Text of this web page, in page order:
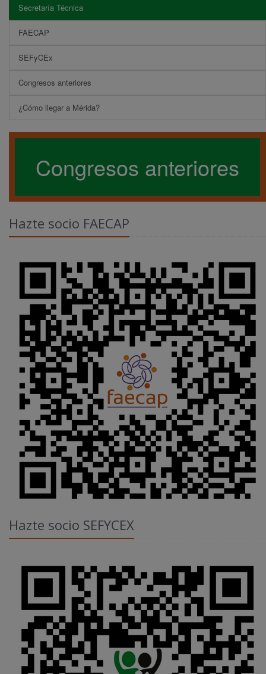
Secretaría Técnica
FAECAP
SEFyCEx
Congresos anteriores
¿Cómo llegar a Mérida?
Congresos anteriores
Hazte socio FAECAP
Hazte socio SEFYCEX